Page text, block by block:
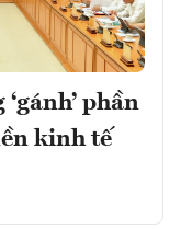
phần
kinh tế